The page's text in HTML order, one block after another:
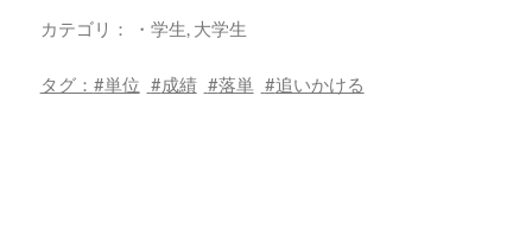
カテゴリ： ・学生, 大学生
タグ： 単位 成績 落単 追いかける